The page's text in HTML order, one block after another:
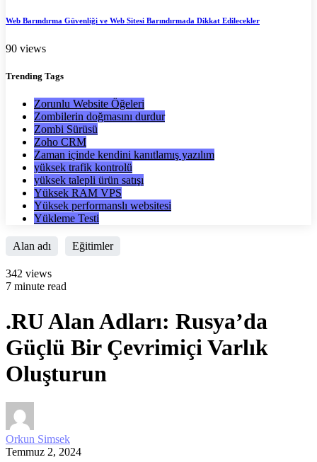
Web Barındırma Güvenliği ve Web Sitesi Barındırmada Dikkat Edilecekler
90 views
Trending Tags
Zorunlu Website Öğeleri
Zombilerin doğmasını durdur
Zombi Sürüsü
Zoho CRM
Zaman içinde kendini kanıtlamış yazılım
yüksek trafik kontrolü
yüksek talepli ürün satışı
Yüksek RAM VPS
Yüksek performanslı websitesi
Yükleme Testi
Alan adı Eğitimler
342 views
7 minute read
.RU Alan Adları: Rusya’da
Güçlü Bir Çevrimiçi Varlık
Oluşturun
Orkun Simsek
Temmuz 2, 2024